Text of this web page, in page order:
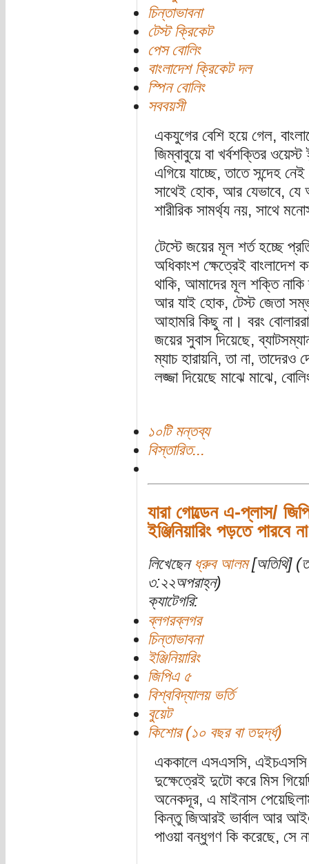
চিন্তাভাবনা
টেস্ট ক্রিকেট
পেস বোলিং
বাংলাদেশ ক্রিকেট দল
স্পিন বোলিং
সববয়সী
একযুগের বেশি হয়ে গেল,
জিম্বাবুয়ে বা খর্বশক্তির
এগিয়ে যাচ্ছে, তাতে সন্দেহ
সাথেই হোক, আর যেভাবে, যে
শারীরিক সামর্থ্য নয়, সাথে
টেস্টে জয়ের মূল শর্ত হচ্ছে
অধিকাংশ ক্ষেত্রেই
থাকি, আমাদের মূল শক্তি নাকি
আর যাই হোক, টেস্ট জেতা
আহামরি কিছু না। বরং
জয়ের সুবাস দিয়েছে,
ম্যাচ হারায়নি, তা না, তাদেরও
লজ্জা দিয়েছে মাঝে মাঝে,
১০টি মন্তব্য
বিস্তারিত...
যারা গোল্ডেন এ-প্লাস/
ইঞ্জিনিয়ারিং পড়তে পারবে না
লিখেছেন ধ্রুব আলম[অতিথি]
৩:২২অপরাহ্ন)
ক্যাটেগরি:
ব্লগরব্লগর
চিন্তাভাবনা
ইঞ্জিনিয়ারিং
জিপিএ ৫
বিশ্ববিদ্যালয় ভর্তি
বুয়েট
কিশোর (১০ বছর বা তদুর্দ্ধ)
এককালে এসএসসি, এইচএসসি
দুক্ষেত্রেই দুটো করে মিস
অনেকদূর, এ মাইনাস
কিন্তু জিআরই ভার্বাল আর
পাওয়া বন্ধুগণ কি করেছে, সে